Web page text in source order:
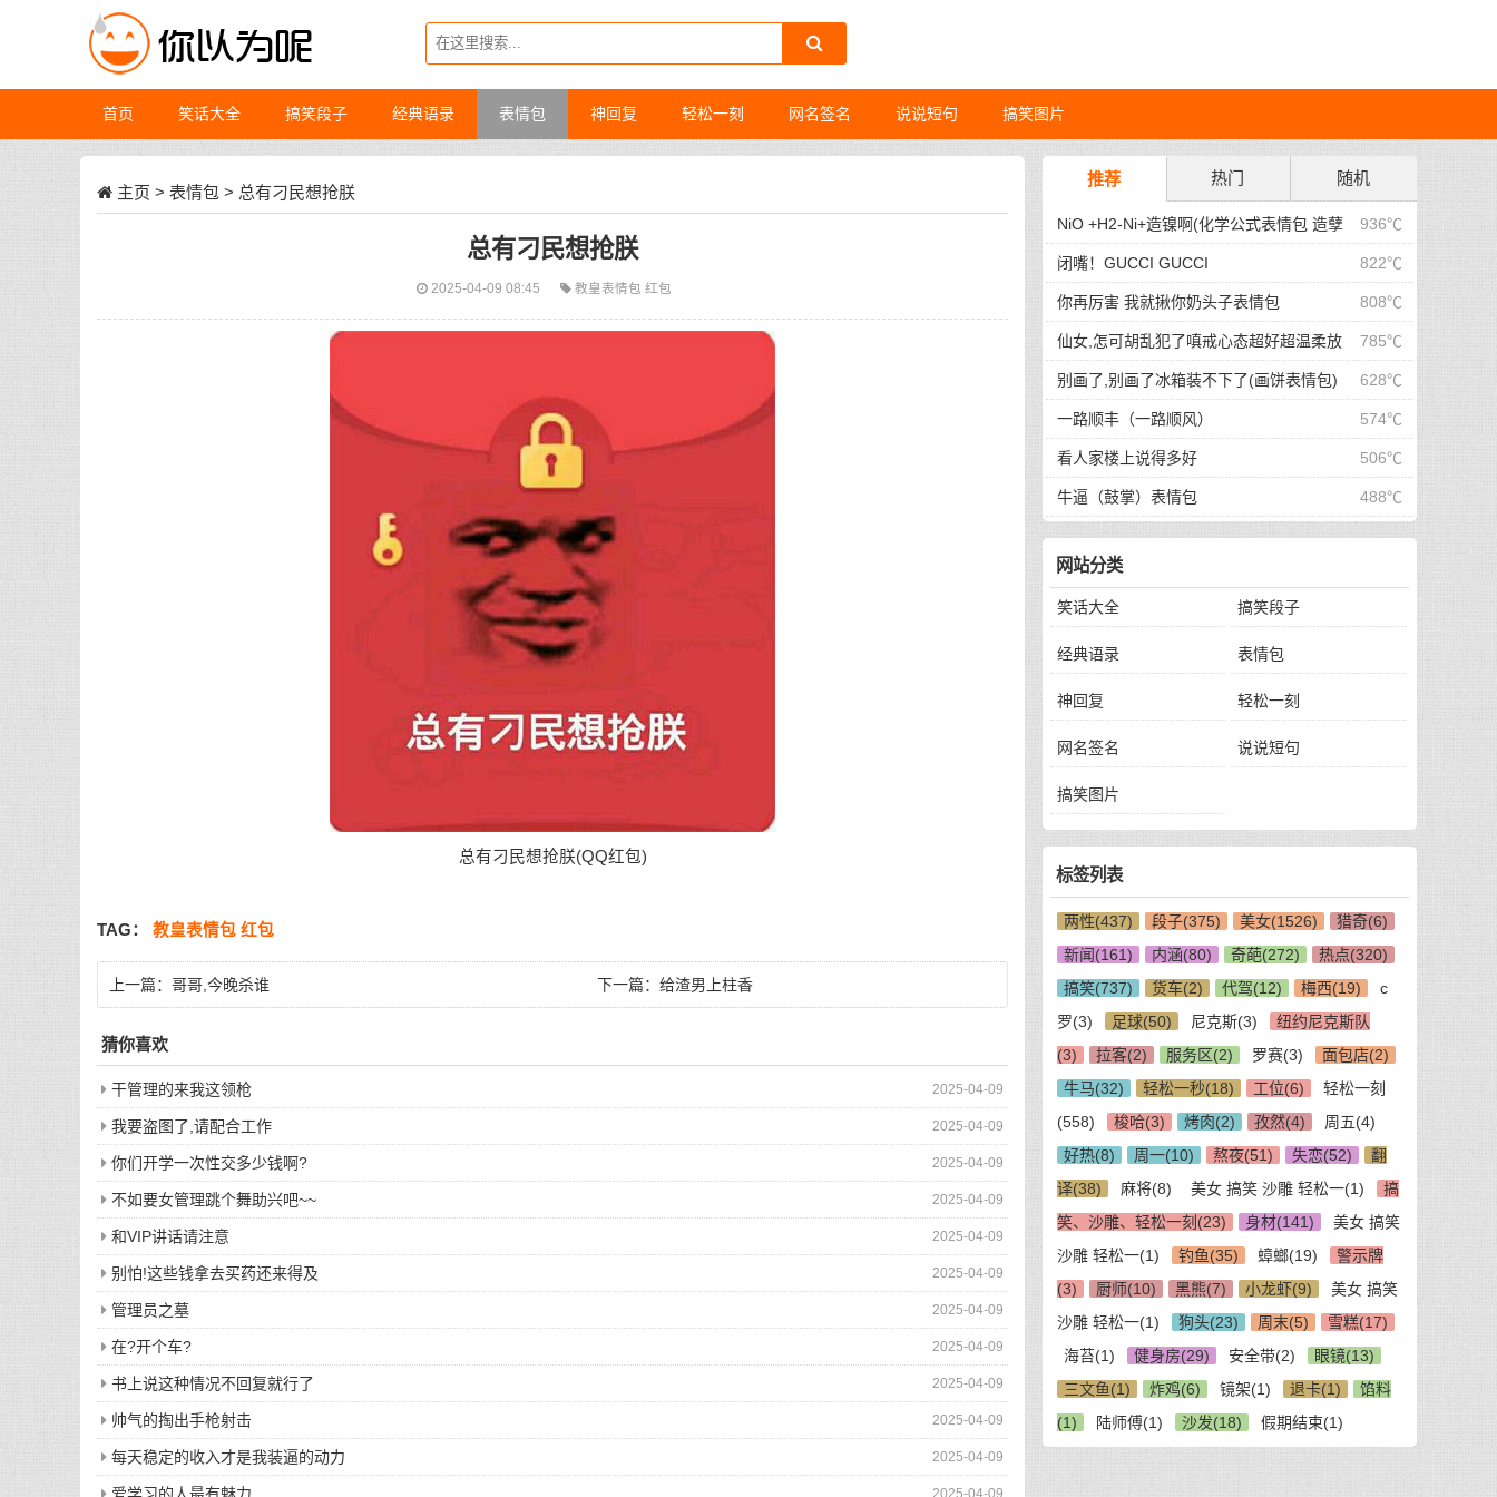
首页 笑话大全 搞笑段子 经典语录 表情包 神回复 轻松一刻 网名签名 说说短句 搞笑图片
主页 > 表情包 > 总有刁民想抢朕
总有刁民想抢朕
2025-04-09 08:45 教皇表情包红包
总有刁民想抢朕(QQ红包)
TAG： 教皇表情包 红包
上一篇： 哥哥,今晚杀谁 下一篇：给渣男上柱香
猜你喜欢
2025-04-09
干管理的来我这领枪
2025-04-09
我要盗图了,请配合工作
2025-04-09
你们开学一次性交多少钱啊?
2025-04-09
不如要女管理跳个舞助兴吧~~
2025-04-09
和VIP讲话请注意
2025-04-09
别怕!这些钱拿去买药还来得及
2025-04-09
管理员之墓
2025-04-09
在?开个车?
2025-04-09
书上说这种情况不回复就行了
2025-04-09
帅气的掏出手枪射击
2025-04-09
每天稳定的收入才是我装逼的动力
2025-04-09
推荐 热门 随机
936℃
NiO +H2-Ni+造镍啊(化学公式表情包 造孽
啊表情包) 822℃
闭嘴！GUCCI GUCCI
808℃
你再厉害 我就揪你奶头子表情包
785℃
仙女,怎可胡乱犯了嗔戒心态超好超温柔放
下屠刀莫生气有点耐心保持理智那就 628℃
别画了,别画了冰箱装不下了(画饼表情包)
574℃
一路顺丰（一路顺风）
506℃
看人家楼上说得多好
488℃
牛逼（鼓掌）表情包
网站分类
笑话大全 搞笑段子
经典语录 表情包
神回复 轻松一刻
网名签名 说说短句
搞笑图片
标签列表
两性(437) 段子(375) 美女(1526)
猎奇(6)
新闻(161)
内涵(80) 奇葩(272)
热点(320)
搞笑(737)
货车(2) 代驾(12) 梅西(19)
c
罗(3)
足球(50) 尼克斯(3)
纽约尼克斯队
(3)
拉客(2) 服务区(2) 罗赛(3)
面包店(2)
牛马(32)
轻松一秒(18) 工位(6)
轻松一刻
(558)
梭哈(3) 烤肉(2) 孜然(4)
周五(4)
好热(8)
周一(10) 熬夜(51) 失恋(52)
翻
译(38)
麻将(8) 美女 搞笑 沙雕 轻松一(1)
搞
笑、沙雕、轻松一刻(23)
身材(141)
美女 搞笑
沙雕 轻松一(1)
钓鱼(35) 蟑螂(19)
警示牌
(3)
厨师(10) 黑熊(7) 小龙虾(9)
美女 搞笑
沙雕 轻松一(1)
狗头(23) 周末(5)
雪糕(17)
海苔(1)
健身房(29) 安全带(2)
眼镜(13)
三文鱼(1)
炸鸡(6) 镜架(1) 退卡(1)
馅料
(1)
陆师傅(1) 沙发(18) 假期结束(1)